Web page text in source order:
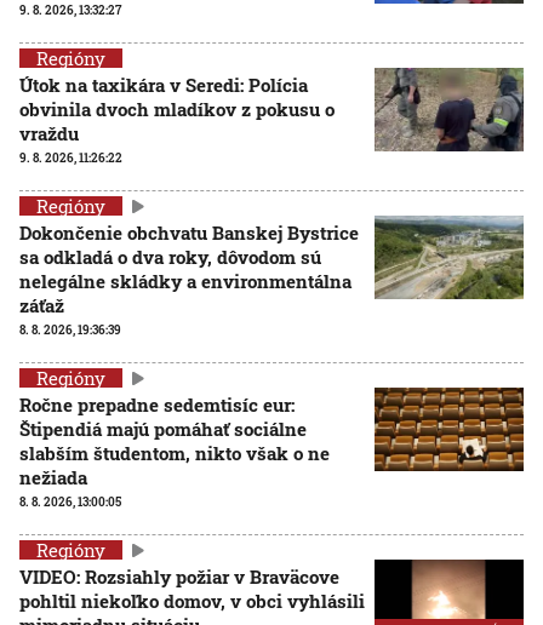
9. 8. 2026, 13:32:27
Regióny
Útok na taxikára v Seredi: Polícia
obvinila dvoch mladíkov z pokusu o
vraždu
9. 8. 2026, 11:26:22
Regióny
Dokončenie obchvatu Banskej Bystrice
sa odkladá o dva roky, dôvodom sú
nelegálne skládky a environmentálna
záťaž
8. 8. 2026, 19:36:39
Regióny
Ročne prepadne sedemtisíc eur:
Štipendiá majú pomáhať sociálne
slabším študentom, nikto však o ne
nežiada
8. 8. 2026, 13:00:05
Regióny
VIDEO: Rozsiahly požiar v Braväcove
pohltil niekoľko domov, v obci vyhlásili